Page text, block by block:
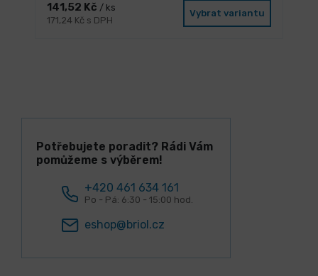
141,52 Kč / ks
171,24 Kč s DPH
Vybrat variantu
Potřebujete poradit? Rádi Vám
pomůžeme s výběrem!
+420 461 634 161
Po - Pá: 6:30 - 15:00 hod.
eshop@briol.cz